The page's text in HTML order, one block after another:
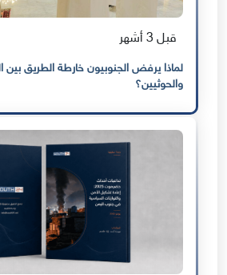
قبل 3 أشهر
لماذا يرفض الجنوبيون خارطة الطريق بين
والحوثيين؟